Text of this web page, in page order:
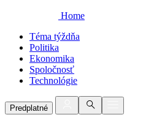
Home
Téma týždňa
Politika
Ekonomika
Spoločnosť
Technológie
Predplatné